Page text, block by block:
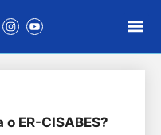
ER-CISABES?